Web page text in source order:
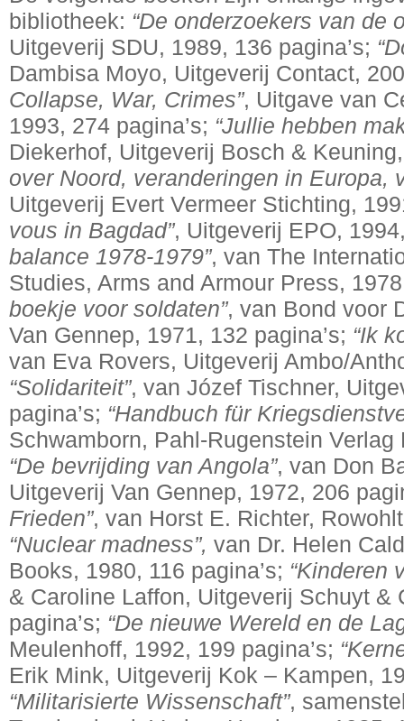
bibliotheek: “De onderzoekers van de
Uitgeverij SDU, 1989, 136 pagina’s;
Dambisa Moyo, Uitgeverij Contact,
Collapse, War, Crimes”, Uitgave van
1993, 274 pagina’s; “Jullie hebben
Diekerhof, Uitgeverij Bosch &
over Noord, veranderingen in Europa,
Uitgeverij Evert Vermeer Stichting,
vous in Bagdad”, Uitgeverij EPO,
balance 1978-1979”, van The
Studies, Arms and Armour Press,
boekje voor soldaten”, van Bond voor
Van Gennep, 1971, 132 pagina’s; “Ik
van Eva Rovers, Uitgeverij Ambo/
“Solidariteit”, van Józef Tischner,
pagina’s; “Handbuch für
Schwamborn, Pahl-Rugenstein Verlag
“De bevrijding van Angola”, van Don
Uitgeverij Van Gennep, 1972, 206
Frieden”, van Horst E. Richter,
“Nuclear madness”, van Dr. Helen
Books, 1980, 116 pagina’s; “Kinderen
& Caroline Laffon, Uitgeverij Schuyt &
pagina’s; “De nieuwe Wereld en de
Meulenhoff, 1992, 199 pagina’s;
Erik Mink, Uitgeverij Kok – Kampen,
“Militarisierte Wissenschaft”,